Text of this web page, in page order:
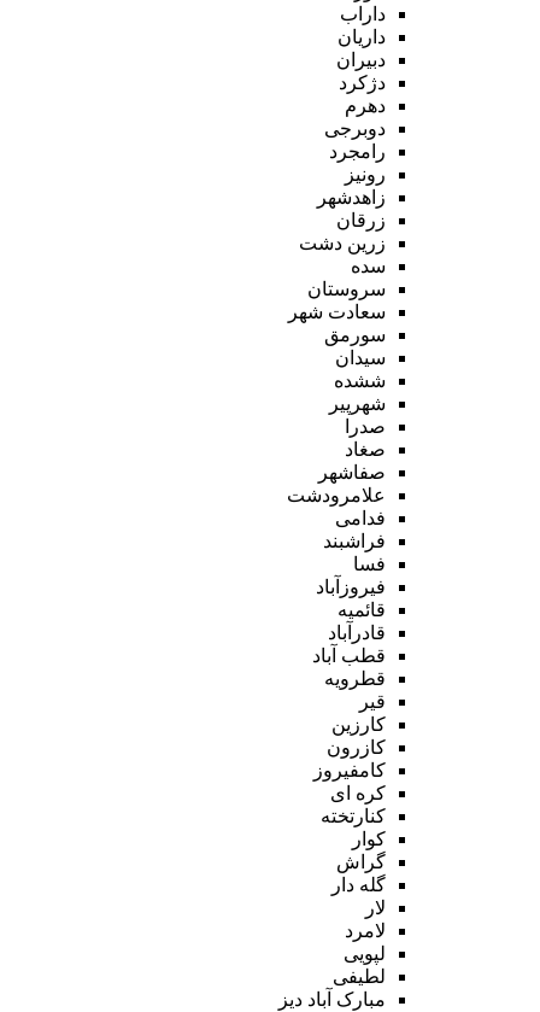
داراب
داریان
دبیران
دژکرد
دهرم
دوبرجی
رامجرد
رونیز
زاهدشهر
زرقان
زرین دشت
سده
سروستان
سعادت شهر
سورمق
سیدان
ششده
شهرپیر
صدرا
صغاد
صفاشهر
علامرودشت
فدامی
فراشبند
فسا
فیروزآباد
قائمیه
قادرآباد
قطب آباد
قطرویه
قیر
کارزین
کازرون
کامفیروز
کره ای
کنارتخته
کوار
گراش
گله دار
لار
لامرد
لپویی
لطیفی
مبارک آباد دیز